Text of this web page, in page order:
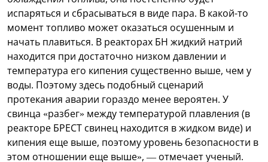
испаряться и сбрасываться в виде пара. В какой-то
момент топливо может оказаться осушенным и
начать плавиться. В реакторах БН жидкий натрий
находится при достаточно низком давлении и
температура его кипения существенно выше, чем у
воды. Поэтому здесь подобный сценарий
протекания аварии гораздо менее вероятен. У
свинца «разбег» между температурой плавления (в
реакторе БРЕСТ свинец находится в жидком виде) и
кипения еще выше, поэтому уровень безопасности в
этом отношении еще выше», — отмечает ученый.